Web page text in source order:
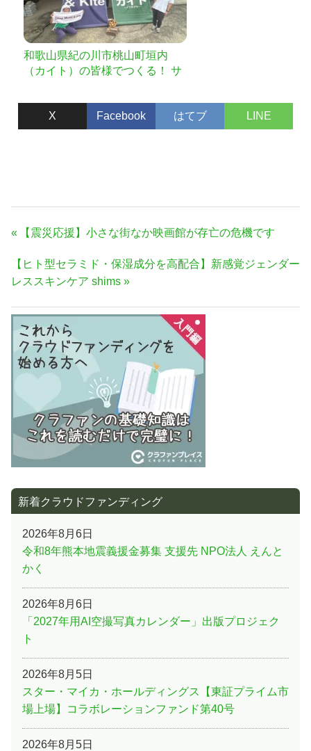
和歌山県紀の川市桃山町垣内
（カイト）の皆様でつくる！ サ
屋をより良い場所に！【ふるさ
と納税型】
X Facebook はてブ LINE
投
ナ
ビ
ゲ
ー
シ
ョ
ン
前
記
事:
【震災応援】小さな街なか映画館が存亡の危機です
次
の
事:
【ヒト型セラミド・保湿成分を高配合】新感覚ジェンダー
レススキンケア shims
新着クラウドファンディング
2026年8月6日
令和8年熊本地震義援金募集 支援先 NPO法人 えんと
かく
2026年8月6日
「2027年用AI空撮写真カレンダー」出版プロジェク
ト
2026年8月5日
スター・マイカ・ホールディングス【東証プライム市
場上場】コラボレーションファンド第40号
2026年8月5日